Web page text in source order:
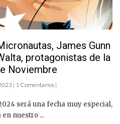
James Gunn
protagonistas de la
Noviembre
| 1 Comentarios |
será una fecha muy especial,
nuestro ...